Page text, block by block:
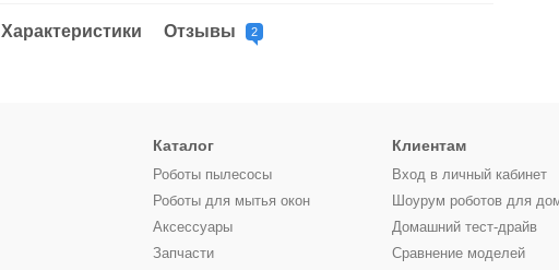
Характеристики Отзывы 2
Каталог
Роботы пылесосы
Роботы для мытья окон
Аксессуары
Запчасти
Клиентам
Вход в личный кабинет
Шоурум роботов для
Домашний тест-драйв
Сравнение моделей